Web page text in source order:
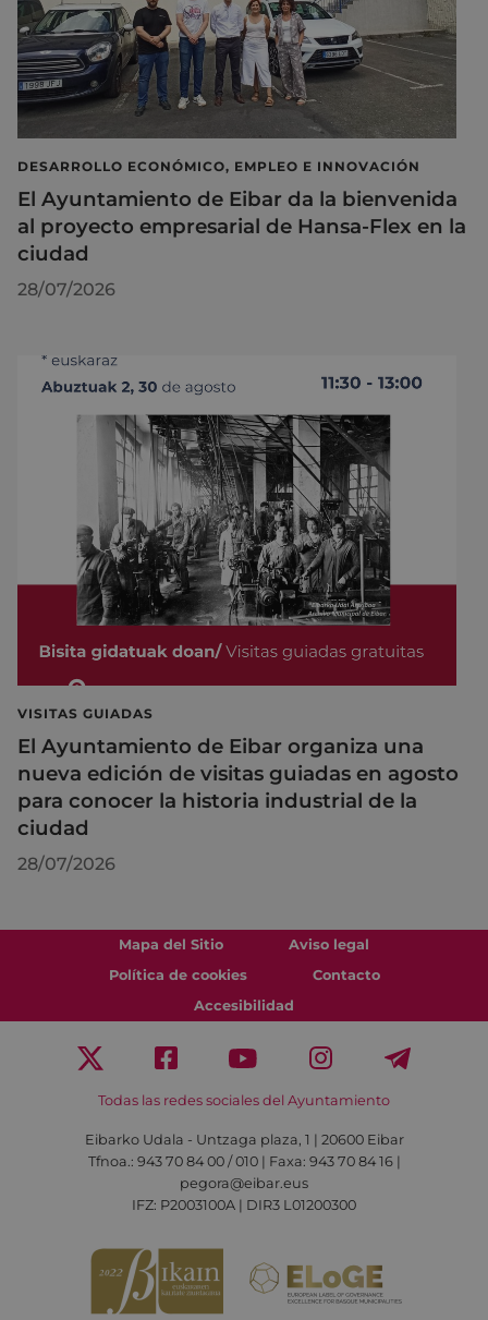
DESARROLLO ECONÓMICO, EMPLEO E INNOVACIÓN
El Ayuntamiento de Eibar da la bienvenida
al proyecto empresarial de Hansa-Flex en la
ciudad
28/07/2026
VISITAS GUIADAS
El Ayuntamiento de Eibar organiza una
nueva edición de visitas guiadas en agosto
para conocer la historia industrial de la
ciudad
28/07/2026
Mapa del Sitio
Aviso legal
Política de cookies
Contacto
Accesibilidad
Todas las redes sociales del Ayuntamiento
Eibarko Udala - Untzaga plaza, 1 | 20600 Eibar
Tfnoa.: 943 70 84 00 / 010 | Faxa: 943 70 84 16 |
pegora@eibar.eus
IFZ: P2003100A | DIR3 L01200300